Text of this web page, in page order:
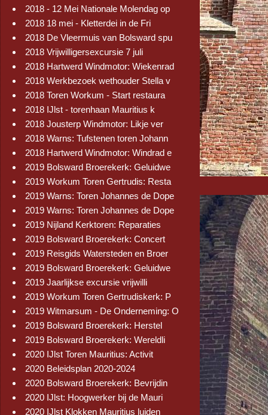
2018 - 12 Mei Nationale Molendag op
2018 18 mei - Kletterdei in de Fri
2018 De Vleermuis van Bolsward spu
2018 Vrijwilligersexcursie 7 juli
2018 Hartwerd Windmotor: Wiekenrad
2018 Werkbezoek wethouder Stella v
2018 Toren Workum - Start restaura
2018 IJlst - torenhaan Mauritius k
2018 Jousterp Windmotor: Likje ver
2018 Warns: Tufstenen toren Johann
2018 Hartwerd Windmotor: Windrad e
2019 Bolsward Broerekerk: Geluidwe
2019 Workum Toren Gertrudis: Resta
2019 Warns: Toren Johannes de Dope
2019 Warns: Toren Johannes de Dope
2019 Nijland Kerktoren: Reparaties
2019 Bolsward Broerekerk: Concert
2019 Reisgids Watersteden en Broer
2019 Bolsward Broerekerk: Geluidwe
2019 Jaarlijkse excursie vrijwilli
2019 Workum Toren Gertrudiskerk: P
2019 Witmarsum - De Onderneming: O
2019 Bolsward Broerekerk: Herstel
2019 Bolsward Broerekerk: Wereldli
2020 IJlst Toren Mauritius: Activit
2020 Beleidsplan 2020-2024
2020 Bolsward Broerekerk: Bevrijdin
2020 IJlst: Hoogwerker bij de Mauri
2020 IJlst Klokken Mauritius luiden